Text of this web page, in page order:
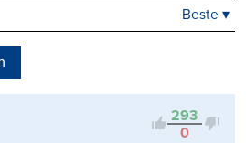
Kontrovers
Beste ▾
293
0